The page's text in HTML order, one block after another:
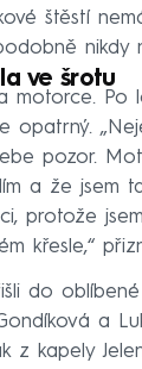
štěstí
nikdy
ve šrotu
motorce. Po
opatrný.
pozor.
a že jsem
protože
křesle,“
do
a
z kapely